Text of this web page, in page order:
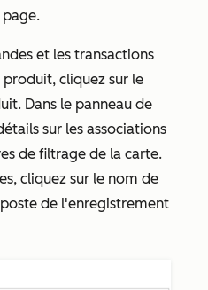
et les transactions
produit, cliquez sur le
Dans le panneau de
sur les associations
de filtrage de la carte.
cliquez sur le nom de
de l'enregistrement